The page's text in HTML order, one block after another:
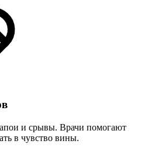
и срывы. Врачи помогают
в чувство вины.